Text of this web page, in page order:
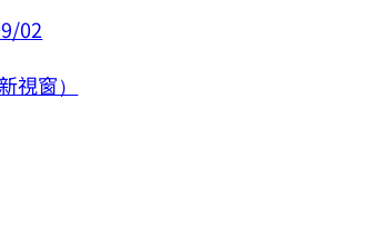
02
視窗）